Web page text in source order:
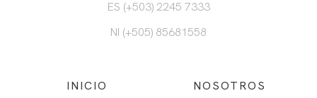
ES (+503) 2245 7333
NI (+505) 85681558
INICIO
NOSOTROS